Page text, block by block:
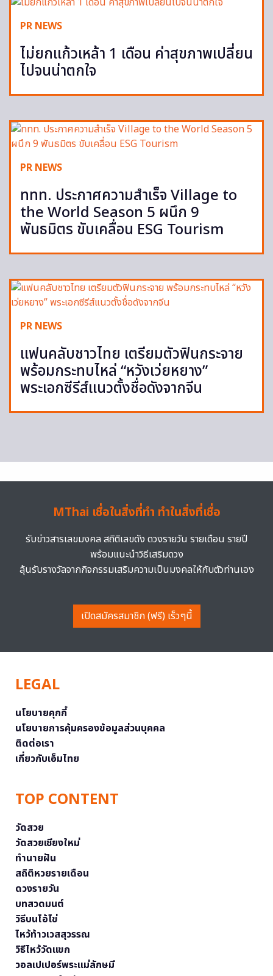
PR NEWS
ไม่ยกแก้วเหล้า 1 เดือน ค่าสุขภาพเปลี่ยน
ไปจนน่าตกใจ
PR NEWS
ททท. ประกาศความสำเร็จ Village to
the World Season 5 ผนึก 9
พันธมิตร ขับเคลื่อน ESG Tourism
PR NEWS
แฟนคลับชาวไทย เตรียมตัวฟินกระจาย
พร้อมกระทบไหล่ “หวังเว่ยหยาง”
พระเอกซีรีส์แนวตั้งชื่อดังจากจีน
MThai เชื่อในสิ่งที่ทำ ทำในสิ่งที่เชื่อ
รับข่าวสารเลขมงคล สถิติเลขดัง ดวงรายวัน รายเดือน รายปี
พร้อมแนะนำวิธีเสริมดวง
ลุ้นรับรางวัลจากกิจกรรมเสริมความเป็นมงคลให้กับตัวท่านเอง
เปิดสมัครสมาชิก (ฟรี) เร็วๆนี้
LEGAL
นโยบายคุกกี้
นโยบายการคุ้มครองข้อมูลส่วนบุคคล
ติดต่อเรา
เกี่ยวกับเอ็มไทย
TOP CONTENT
วัดสวย
วัดสวยเชียงใหม่
ทำนายฝัน
สถิติหวยรายเดือน
ดวงรายวัน
บทสวดมนต์
วิธีบนไอ้ไข่
ไหว้ท้าวเวสสุวรรณ
วิธีไหว้วัดแขก
วอลเปเปอร์พระแม่ลักษมี